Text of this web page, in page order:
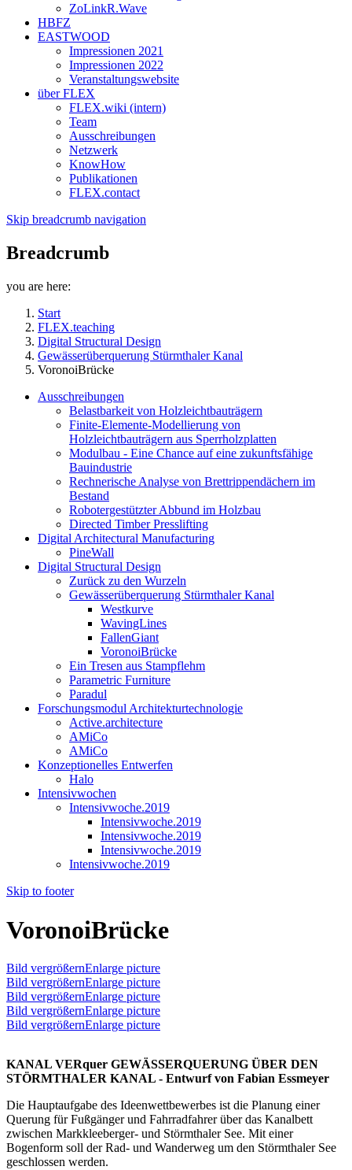
ZoLinkR.Wave
HBFZ
EASTWOOD
Impressionen 2021
Impressionen 2022
Veranstaltungswebsite
über FLEX
FLEX.wiki (intern)
Team
Ausschreibungen
Netzwerk
KnowHow
Publikationen
FLEX.contact
Skip breadcrumb navigation
Breadcrumb
you are here:
Start
FLEX.teaching
Digital Structural Design
Gewässerüberquerung Stürmthaler Kanal
VoronoiBrücke
Ausschreibungen
Belastbarkeit von Holzleichtbauträgern
Finite-Elemente-Modellierung von
Holzleichtbauträgern aus Sperrholzplatten
Modulbau - Eine Chance auf eine zukunftsfähige
Bauindustrie
Rechnerische Analyse von Brettrippendächern im
Bestand
Robotergestützter Abbund im Holzbau
Directed Timber Presslifting
Digital Architectural Manufacturing
PineWall
Digital Structural Design
Zurück zu den Wurzeln
Gewässerüberquerung Stürmthaler Kanal
Westkurve
WavingLines
FallenGiant
VoronoiBrücke
Ein Tresen aus Stampflehm
Parametric Furniture
Paradul
Forschungsmodul Architekturtechnologie
Active.architecture
AMiCo
AMiCo
Konzeptionelles Entwerfen
Halo
Intensivwochen
Intensivwoche.2019
Intensivwoche.2019
Intensivwoche.2019
Intensivwoche.2019
Intensivwoche.2019
Skip to footer
VoronoiBrücke
Bild vergrößernEnlarge picture
Bild vergrößernEnlarge picture
Bild vergrößernEnlarge picture
Bild vergrößernEnlarge picture
Bild vergrößernEnlarge picture
KANAL VERquer GEWÄSSERQUERUNG ÜBER DEN
STÖRMTHALER KANAL - Entwurf von Fabian Essmeyer
Die Hauptaufgabe des Ideenwettbewerbes ist die Planung einer
Querung für Fußgänger und Fahrradfahrer über das Kanalbett
zwischen Markkleeberger- und Störmthaler See. Mit einer
Bogenform soll der Rad- und Wanderweg um den Störmthaler See
geschlossen werden.